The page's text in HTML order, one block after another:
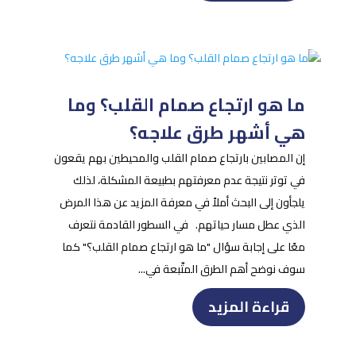
ما هو ارتجاع صمام القلب؟ وما
هي أشهر طرق علاجه؟
إن المصابين بارتجاع صمام القلب والمحيطين بهم يقعون
في توتر نتيجة عدم معرفتهم بطبيعة المشكلة، لذلك
يلجأون إلى البحث أملاً في معرفة المزيد عن هذا المرض
الذي عطل مسار حياتهم. في السطور القادمة نتعرف
معًا على إجابة سؤال "ما هو ارتجاع صمام القلب؟" كما
سوف نوضح أهم الطرق المتّبعة في...
قراءة المزيد